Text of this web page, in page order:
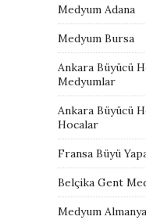
Medyum Adana
Medyum Bursa
Ankara Büyücü
Medyumlar
Ankara Büyücü
Hocalar
Fransa Büyü
Belçika Gent
Medyum